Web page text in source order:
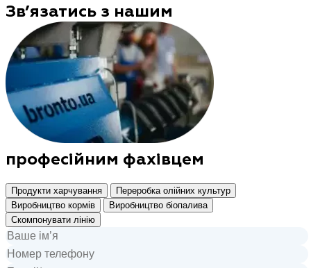
Зв’язатись з нашим
професійним фахівцем
Продукти харчування
Переробка олійних культур
Виробництво кормів
Виробництво біопалива
Скомпонувати лінію